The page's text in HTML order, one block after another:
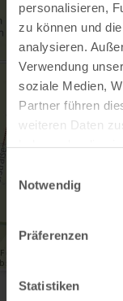
personalisieren,
zu können und
analysieren.
Verwendung
soziale Medien,
Partner führen
weiteren Daten
Notwendig
Präferenzen
Statistiken
Eifeler
Kommener Str.